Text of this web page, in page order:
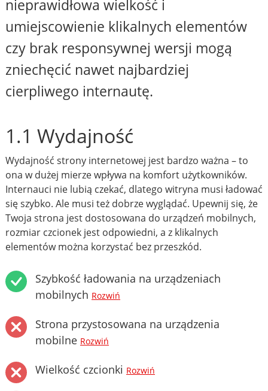
nieprawidłowa wielkość i
umiejscowienie klikalnych elementów
czy brak responsywnej wersji mogą
zniechęcić nawet najbardziej
cierpliwego internautę.
1.1 Wydajność
Wydajność strony internetowej jest bardzo ważna – to
ona w dużej mierze wpływa na komfort użytkowników.
Internauci nie lubią czekać, dlatego witryna musi ładować
się szybko. Ale musi też dobrze wyglądać. Upewnij się, że
Twoja strona jest dostosowana do urządzeń mobilnych,
rozmiar czcionek jest odpowiedni, a z klikalnych
elementów można korzystać bez przeszkód.
Szybkość ładowania na urządzeniach
mobilnych Rozwiń
Strona przystosowana na urządzenia
mobilne Rozwiń
Wielkość czcionki Rozwiń